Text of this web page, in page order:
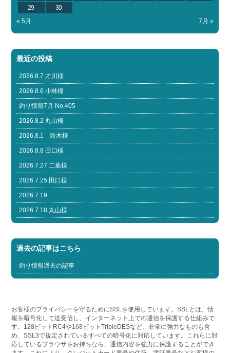
29
30
« 5月
7月 »
最近の投稿
2026.8.7 才川様
2026.8.6 小林様
釣り情報7月 No,405
2026.8.2 丸山様
2026.8.1 鈴木様
2026.8.8 田口様
2026.7.27 二葉様
2026.7.25 田口様
2026.7.19
2026.7.18 丸山様
過去の記事はこちら
釣り情報過去の記事
お客様のプライバシーを守るためにSSLを使用しています。SSLとは、情
報を暗号化して送受信し、インターネット上での通信を保護する仕組みで
す。128ビットRC4や168ビットTripleDESなど、非常に強力なものも含
め、SSL3で規定されているすべての暗号化に対応しています。これらに対
応しているブラウザをお持ちなら、通信内容を強力に保護することができ